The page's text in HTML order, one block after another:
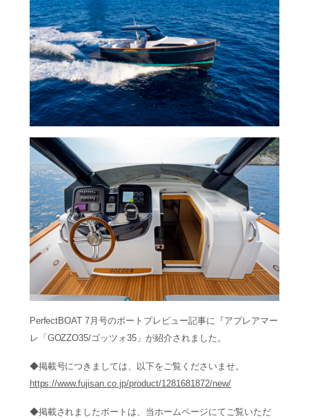
PerfectBOAT 7月号のボートプレビュー記事に『アプレアマー
レ「GOZZO35/ゴッツォ35」が紹介されました。
◆掲載号につきましては、以下をご覧くださいませ。
https://www.fujisan.co.jp/product/1281681872/new/
◆掲載されましたボートは、当ホームページにてご覧いただ